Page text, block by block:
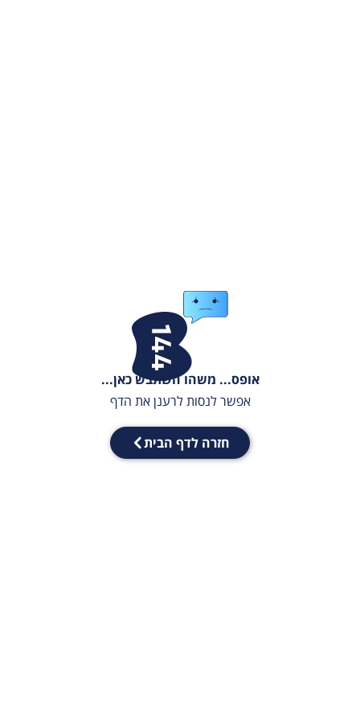
אופס... משהו השתבש כאן...
אפשר לנסות לרענן את הדף
חזרה לדף הבית